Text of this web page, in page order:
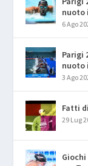
nuoto
6 Ago
Parigi
nuoto
3 Ago
Fatti
29 Lug